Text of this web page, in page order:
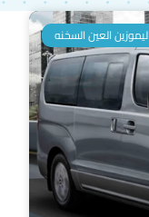
ليموزين العين السخنه